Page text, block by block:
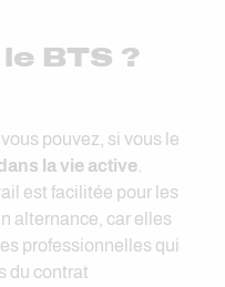
BTS ?
pouvez, si vous le
la vie active
est facilitée pour les
alternance, car elles
professionnelles qui
du contrat